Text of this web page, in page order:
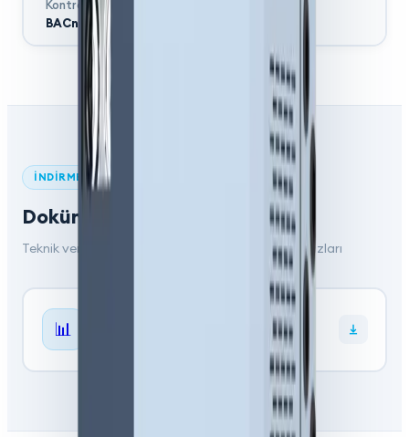
Kontrol
BACnet / VFD
İNDIRMELER
Dokümanlar ve İndirmeler
Teknik veri sayfaları, kataloglar ve kurulum kılavuzları
📊